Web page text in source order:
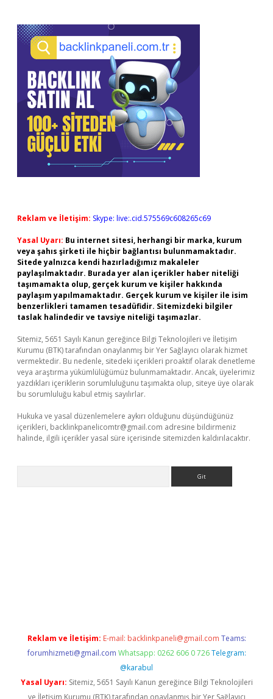
Reklam ve İletişim: Skype: live:.cid.575569c608265c69
Yasal Uyarı: Bu internet sitesi, herhangi bir marka, kurum
veya şahıs şirketi ile hiçbir bağlantısı bulunmamaktadır.
Sitede yalnızca kendi hazırladığımız makaleler
paylaşılmaktadır. Burada yer alan içerikler haber niteliği
taşımamakta olup, gerçek kurum ve kişiler hakkında
paylaşım yapılmamaktadır. Gerçek kurum ve kişiler ile isim
benzerlikleri tamamen tesadüfidir. Sitemizdeki bilgiler
taslak halindedir ve tavsiye niteliği taşımazlar.
Sitemiz, 5651 Sayılı Kanun gereğince Bilgi Teknolojileri ve İletişim
Kurumu (BTK) tarafından onaylanmış bir Yer Sağlayıcı olarak hizmet
vermektedir. Bu nedenle, sitedeki içerikleri proaktif olarak denetleme
veya araştırma yükümlülüğümüz bulunmamaktadır. Ancak, üyelerimiz
yazdıkları içeriklerin sorumluluğunu taşımakta olup, siteye üye olarak
bu sorumluluğu kabul etmiş sayılırlar.
Hukuka ve yasal düzenlemelere aykırı olduğunu düşündüğünüz
içerikleri, backlinkpanelicomtr@gmail.com adresine bildirmeniz
halinde, ilgili içerikler yasal süre içerisinde sitemizden kaldırılacaktır.
Reklam ve İletişim: E-mail: backlinkpaneli@gmail.com Teams:
forumhizmeti@gmail.com Whatsapp: 0262 606 0 726 Telegram:
@karabul
Yasal Uyarı: Sitemiz, 5651 Sayılı Kanun gereğince Bilgi Teknolojileri
ve İletişim Kurumu (BTK) tarafından onaylanmış bir Yer Sağlayıcı